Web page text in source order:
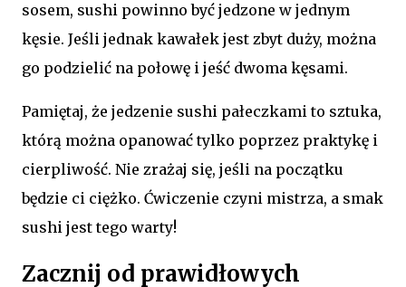
sosem, sushi powinno być jedzone w jednym
kęsie. Jeśli jednak kawałek jest zbyt duży, można
go podzielić na połowę i jeść dwoma kęsami.
Pamiętaj, że jedzenie sushi pałeczkami to sztuka,
którą można opanować tylko poprzez praktykę i
cierpliwość. Nie zrażaj się, jeśli na początku
będzie ci ciężko. Ćwiczenie czyni mistrza, a smak
sushi jest tego warty!
Zacznij od prawidłowych